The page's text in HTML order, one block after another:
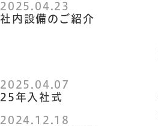
2025.04.23
社内設備のご紹介
2025.04.07
25年入社式
2024.12.18